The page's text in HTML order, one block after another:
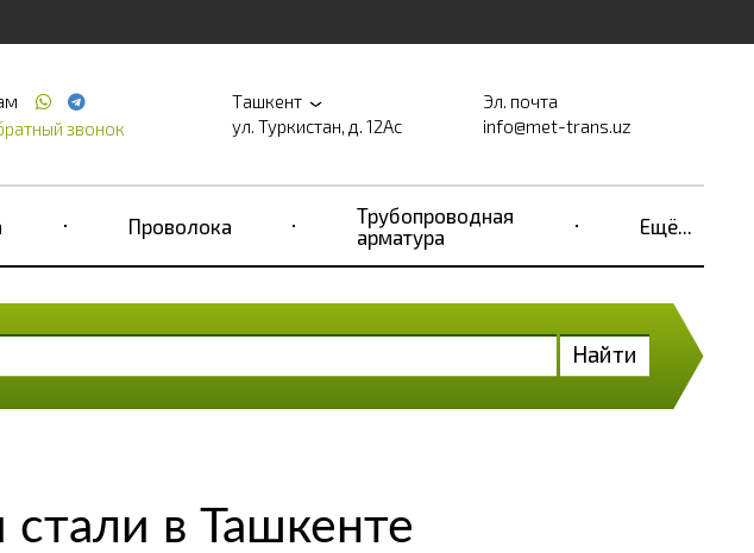
звонок
Ташкент
ул. Туркистан, д. 12Ас
Эл. почта
info@met-trans.uz
Проволока
Трубопроводная
арматура
Ещё...
Найти
в Ташкенте